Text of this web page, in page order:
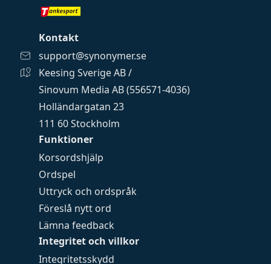
Funktioner
Korsordshjälp
Ordspel
Uttryck och ordspråk
Föreslå nytt ord
Lämna feedback
Integritet och villkor
Integritetsskydd
Kontakt
support@synonymer.se
Keesing Sverige AB /
Sinovum Media AB (556571-4036)
Holländargatan 23
111 60 Stockholm